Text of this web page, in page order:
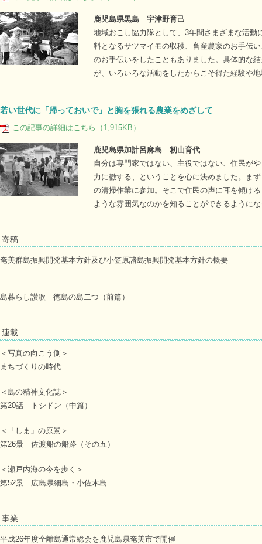
鹿児島県黒島 宇津野育己
地域おこし協力隊として、3年間さまざまな活
料となるサツマイモの収穫、畜産農家のお手伝
のお手伝いをしたこともありました。具体的な
が、いろいろな活動をしたからこそ得た経験や
若い世代に「帰っておいで」と胸を張れる農業をめざして
この記事の詳細はこちら（1,915KB）
鹿児島県加計呂麻島 籾山育代
自分は専門家ではない、主役ではない、住民が
力に徹する、ということを心に決めました。ま
の清掃作業に参加。そこで住民の声に耳を傾け
ような雰囲気なのかを知ることができるように
寄稿
奄美群島振興開発基本方針及び小笠原諸島振興開発基本方針の概要
島暮らし讃歌 徳島の島二つ（前篇）
連載
＜写真の向こう側＞
まちづくりの時代
＜島の精神文化誌＞
第20話 トシドン（中篇）
＜「しま」の原景＞
第26景 佐渡船の船路（その五）
＜瀬戸内海の今を歩く＞
第52景 広島県細島・小佐木島
事業
平成26年度全離島通常総会を鹿児島県奄美市で開催